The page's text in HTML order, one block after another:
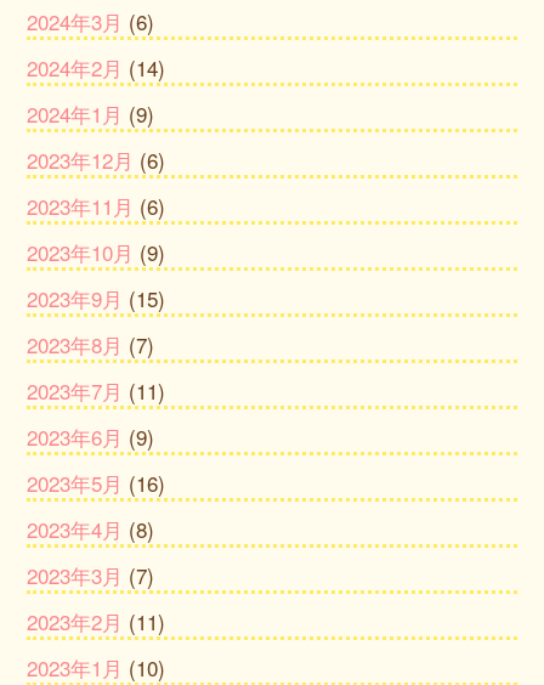
2024年3月 (6)
2024年2月 (14)
2024年1月 (9)
2023年12月 (6)
2023年11月 (6)
2023年10月 (9)
2023年9月 (15)
2023年8月 (7)
2023年7月 (11)
2023年6月 (9)
2023年5月 (16)
2023年4月 (8)
2023年3月 (7)
2023年2月 (11)
2023年1月 (10)